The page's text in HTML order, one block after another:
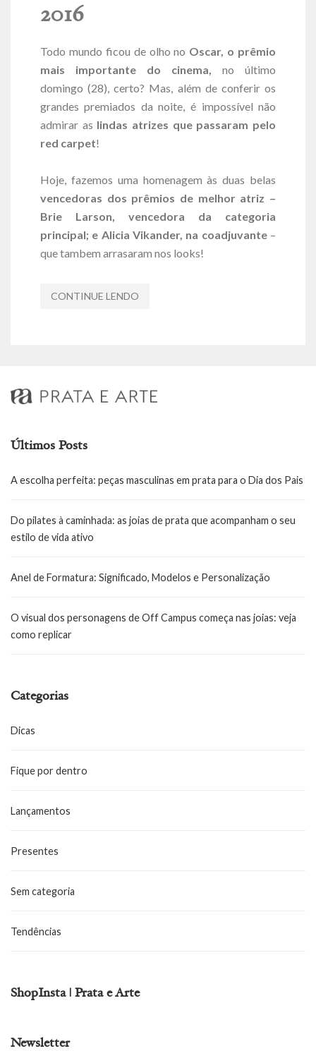
2016
Todo mundo ficou de olho no Oscar, o prêmio
mais importante do cinema, no último
domingo (28), certo? Mas, além de conferir os
grandes premiados da noite, é impossível não
admirar as lindas atrizes que passaram pelo
red carpet!
Hoje, fazemos uma homenagem às duas belas
vencedoras dos prêmios de melhor atriz –
Brie Larson, vencedora da categoria
principal; e Alicia Vikander, na coadjuvante–
que tambem arrasaram nos looks!
CONTINUE LENDO
Últimos Posts
A escolha perfeita: peças masculinas em prata para o Dia dos Pais
Do pilates à caminhada: as joias de prata que acompanham o seu
estilo de vida ativo
Anel de Formatura: Significado, Modelos e Personalização
O visual dos personagens de Off Campus começa nas joias: veja
como replicar
Categorias
Dicas
Fique por dentro
Lançamentos
Presentes
Sem categoria
Tendências
ShopInsta | Prata e Arte
Newsletter